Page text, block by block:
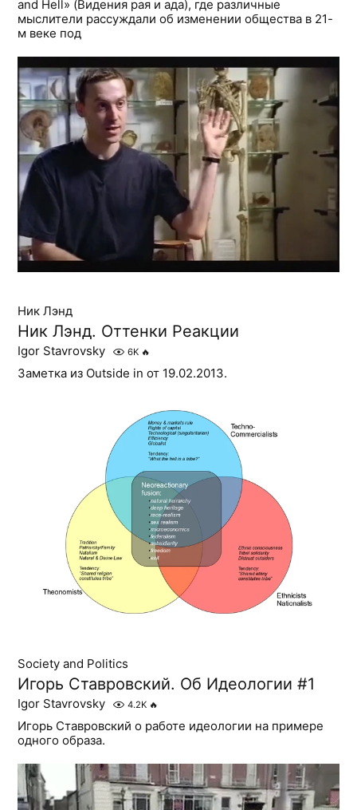
and Hell» (Видения рая и ада), где различные
мыслители рассуждали об изменении общества в 21-
м веке под
Ник Лэнд
Ник Лэнд. Оттенки Реакции
Igor Stavrovsky 6K 🔥
Заметка из Outside in от 19.02.2013.
Society and Politics
Игорь Ставровский. Об Идеологии #1
Igor Stavrovsky 4.2K 🔥
Игорь Ставровский о работе идеологии на примере
одного образа.